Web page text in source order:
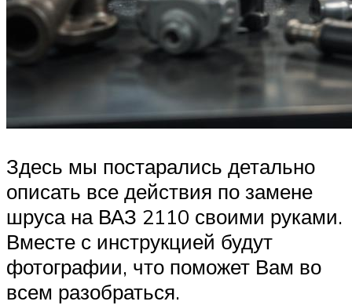
Здесь мы постарались детально
описать все действия по замене
шруса на ВАЗ 2110 своими руками.
Вместе с инструкцией будут
фотографии, что поможет Вам во
всем разобраться.